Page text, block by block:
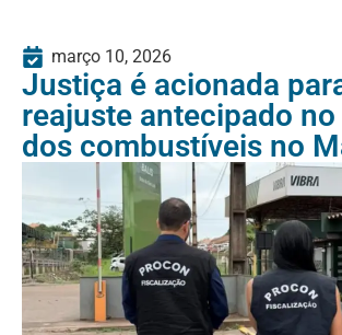
março 10, 2026
Justiça é acionada
reajuste antecipado
dos combustíveis no